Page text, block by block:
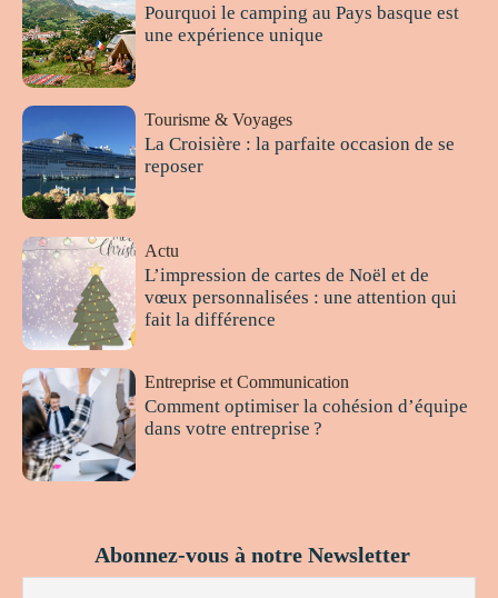
Pourquoi le camping au Pays basque est
une expérience unique
Tourisme & Voyages
La Croisière : la parfaite occasion de se
reposer
Actu
L’impression de cartes de Noël et de
vœux personnalisées : une attention qui
fait la différence
Entreprise et Communication
Comment optimiser la cohésion d’équipe
dans votre entreprise ?
Abonnez-vous à notre Newsletter